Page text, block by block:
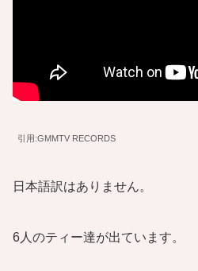
引用:GMMTV RECORDS
日本語訳はありません。
6人のティー達が出ています。